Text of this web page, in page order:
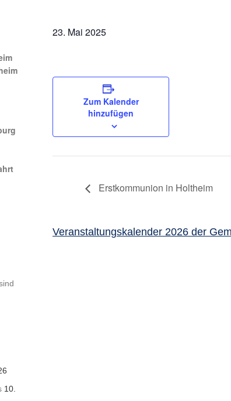
23. Mai 2025
Zum Kalender
hinzufügen
Erstkommunion in Holtheim
Veranstaltungskalender 2026 der
10.